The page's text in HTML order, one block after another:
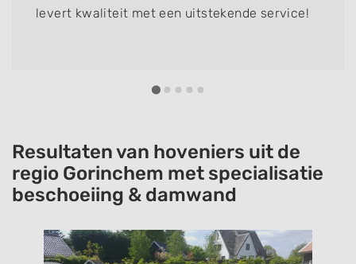
levert kwaliteit met een uitstekende service!
Resultaten van hoveniers uit de
regio Gorinchem met specialisatie
beschoeiing & damwand